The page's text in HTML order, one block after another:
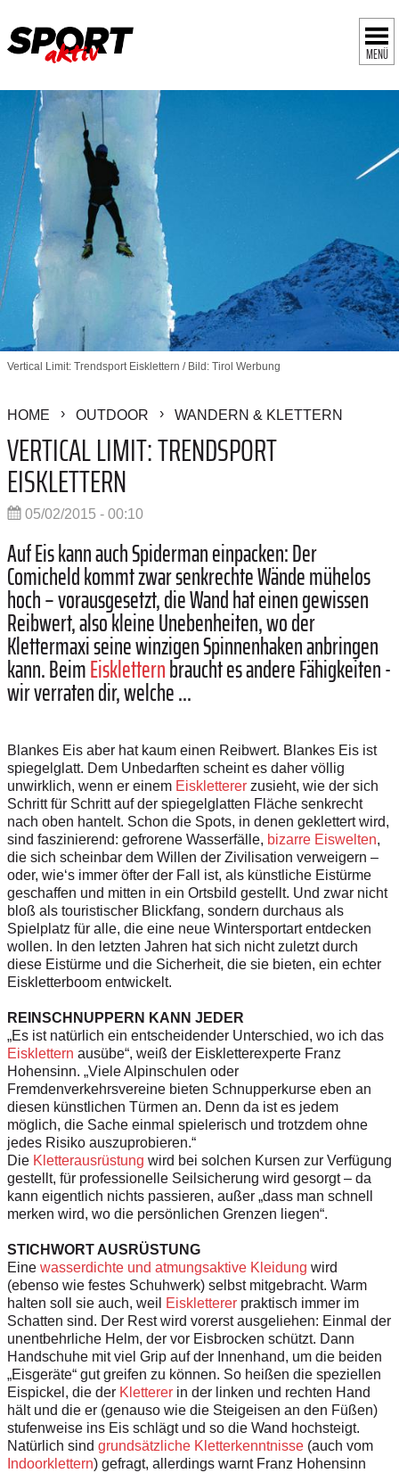
MENÜ
Vertical Limit: Trendsport Eisklettern / Bild: Tirol Werbung
HOME OUTDOOR WANDERN & KLETTERN
VERTICAL LIMIT: TRENDSPORT
EISKLETTERN
05/02/2015 - 00:10
Auf Eis kann auch Spiderman einpacken: Der
Comicheld kommt zwar senkrechte Wände mühelos
hoch – vorausgesetzt, die Wand hat einen gewissen
Reibwert, also kleine Unebenheiten, wo der
Klettermaxi seine winzigen Spinnenhaken anbringen
kann. BeimEiskletternbraucht es andere Fähigkeiten -
wir verraten dir, welche ...
Blankes Eis aber hat kaum einen Reibwert. Blankes Eis ist
spiegelglatt. Dem Unbedarften scheint es daher völlig
unwirklich, wenn er einem Eiskletterer zusieht, wie der sich
Schritt für Schritt auf der spiegelglatten Fläche senkrecht
nach oben hantelt. Schon die Spots, in denen geklettert wird,
sind faszinierend: gefrorene Wasserfälle, bizarre Eiswelten,
die sich scheinbar dem Willen der Zivilisation verweigern –
oder, wie‘s immer öfter der Fall ist, als künstliche Eistürme
geschaffen und mitten in ein Ortsbild gestellt. Und zwar nicht
bloß als touristischer Blickfang, sondern durchaus als
Spielplatz für alle, die eine neue Wintersportart entdecken
wollen. In den letzten Jahren hat sich nicht zuletzt durch
diese Eistürme und die Sicherheit, die sie bieten, ein echter
Eiskletterboom entwickelt.
REINSCHNUPPERN KANN JEDER
„Es ist natürlich ein entscheidender Unterschied, wo ich das
Eisklettern ausübe“, weiß der Eiskletterexperte Franz
Hohensinn. „Viele Alpinschulen oder
Fremdenverkehrsvereine bieten Schnupperkurse eben an
diesen künstlichen Türmen an. Denn da ist es jedem
möglich, die Sache einmal spielerisch und trotzdem ohne
jedes Risiko auszuprobieren.“
Die Kletterausrüstung wird bei solchen Kursen zur Verfügung
gestellt, für professionelle Seilsicherung wird gesorgt – da
kann eigentlich nichts passieren, außer „dass man schnell
merken wird, wo die persönlichen Grenzen liegen“.
STICHWORT AUSRÜSTUNG
Eine wasserdichte und atmungsaktive Kleidung wird
(ebenso wie festes Schuhwerk) selbst mitgebracht. Warm
halten soll sie auch, weil
Eiskletterer praktisch immer im
Schatten sind. Der Rest wird vorerst ausgeliehen: Einmal der
unentbehrliche Helm, der vor Eisbrocken schützt. Dann
Handschuhe mit viel Grip auf der Innenhand, um die beiden
„Eisgeräte“ gut greifen zu können. So heißen die speziellen
Eispickel, die der Kletterer in der linken und rechten Hand
hält und die er (genauso wie die Steigeisen an den Füßen)
stufenweise ins Eis schlägt und so die Wand hochsteigt.
Natürlich sind grundsätzliche Kletterkenntnisse (auch vom
Indoorklettern) gefragt, allerdings warnt Franz Hohensinn